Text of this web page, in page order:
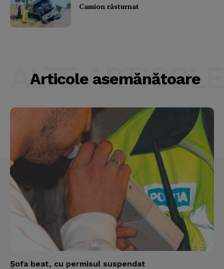
Camion răsturnat
Articole asemănătoare
ALTE ARTICOLE
Şofa beat, cu permisul suspendat